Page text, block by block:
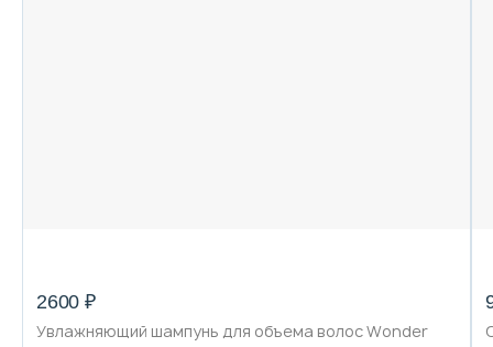
2600 ₽
Увлажняющий шампунь для объема волос Wonder